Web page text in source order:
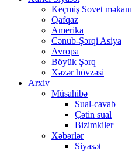
Keçmiş Sovet məkanı
Qafqaz
Amerika
Cənub-Şərqi Asiya
Avropa
Böyük Şərq
Xəzər hövzəsi
Arxiv
Müsahibə
Sual-cavab
Çətin sual
Bizimkiler
Xəbərlər
Siyasət